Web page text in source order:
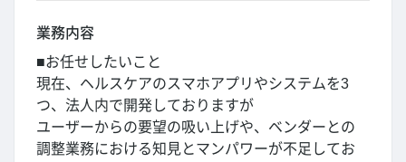
業務内容
■お任せしたいこと
現在、ヘルスケアのスマホアプリやシステムを3
つ、法人内で開発しておりますが
ユーザーからの要望の吸い上げや、ベンダーとの
調整業務における知見とマンパワーが不足してお